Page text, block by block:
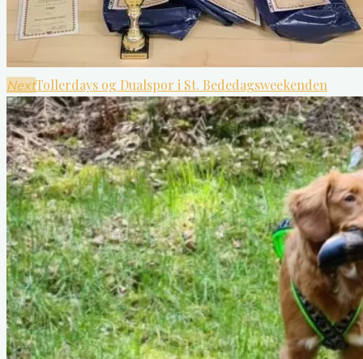
NextTollerdays og Dualspor i St. Bededagsweekenden